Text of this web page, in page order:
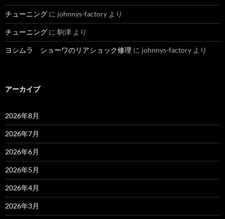
チューニング に johnnys-factory より
チューニング に 駒津 より
ヨシムラ ショーワのリアショック修理 に johnnys-factory より
アーカイブ
2026年8月
2026年7月
2026年6月
2026年5月
2026年4月
2026年3月